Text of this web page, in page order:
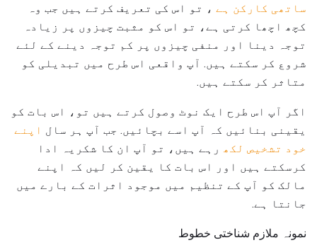
ساتھی کارکن ہے ، تو اس کی تعریف کرتے ہیں جب وہ
کچھ اچھا کرتی ہے، تو اس کو مثبت چیزوں پر زیادہ
توجہ دینا اور منفی چیزوں پر کم توجہ دینے کے لئے
شروع کر سکتے ہیں. آپ واقعی اس طرح میں تبدیلی کو
متاثر کر سکتے ہیں.
اگر آپ اس طرح ایک نوٹ وصول کرتے ہیں تو، اس بات کو
یقینی بنائیں کہ آپ اسے بچائیں. جب آپ ہر سال اپنے
خود تشخیص لکھ رہے ہیں، تو آپ ان کا شکریہ ادا
کرسکتے ہیں اور اس بات کا یقین کر لیں کہ اپنے
مالک کو آپ کے تنظیم میں موجود اثرات کے بارے میں
جانتا ہے.
نمونہ ملازم شناختی خطوط